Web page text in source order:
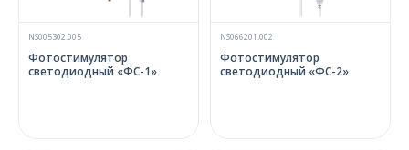
NS005302.005
Фотостимулятор
светодиодный «ФС-1»
NS066201.002
Фотостимулятор
светодиодный «ФС-2»